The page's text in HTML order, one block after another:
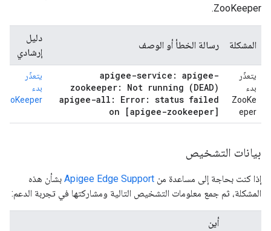
ZooKeeper.
المشكلة رسالة الخطأ أو الوصف
دليل
إرشادي
يتعذّر
بدء
ZooKe
eper
apigee-service: apigee-
zookeeper: Not running (DEAD)
apigee-all: Error: status failed
on [apigee-zookeeper]
يتعذّر
بدء
ZooKeeper
بيانات التشخيص
إذا كنت بحاجة إلى مساعدة من Apigee Edge Support بشأن هذه
المشكلة، ثم جمع معلومات التشخيص التالية ومشاركتها في تجربة الدعم:
أين